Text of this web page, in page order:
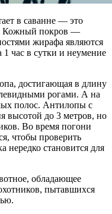
в саванне — это
Кожный покров —
жирафа являются
1 час в сутки и неумение
достигающая в длину
рогами. А на
полос. Антилопы с
высотой до 3 метров, но
Во время погони
чтобы проверить
нередко становится для
обладающее
пытавшихся